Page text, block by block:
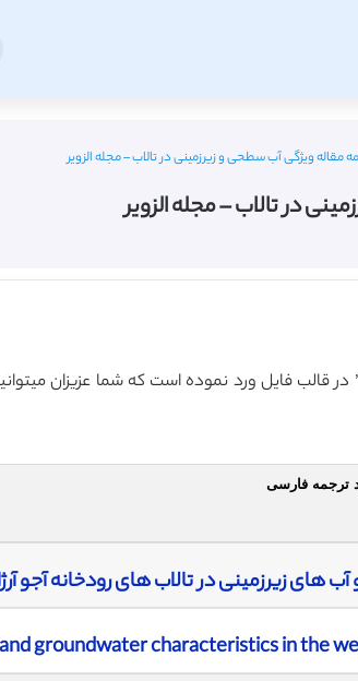
مقاله ویژگی آب سطحی و زیرزمینی در تالاب – مجله الزویر
در تالاب – مجله الزویر
قالب فایل ورد نموده است که شما عزیزان
ترجمه فارسی
زیرزمینی در تالاب های رودخانه آجو
groundwater characteristics in the